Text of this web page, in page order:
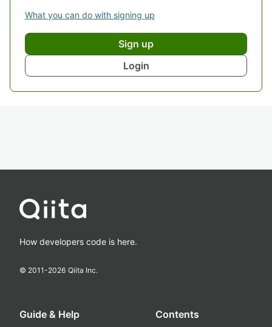
What you can do with signing up
Sign up
Login
How developers code is here.
© 2011-2026 Qiita Inc.
Guide & Help Contents